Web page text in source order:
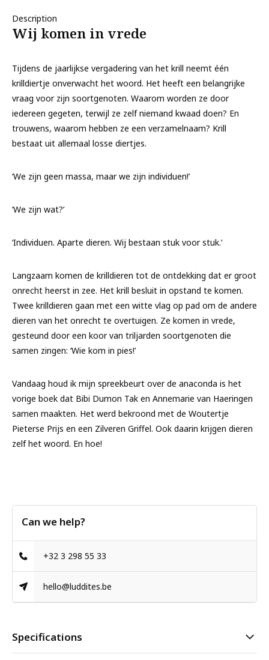
Description
Wij komen in vrede
Tijdens de jaarlijkse vergadering van het krill neemt één
krilldiertje onverwacht het woord. Het heeft een belangrijke
vraag voor zijn soortgenoten. Waarom worden ze door
iedereen gegeten, terwijl ze zelf niemand kwaad doen? En
trouwens, waarom hebben ze een verzamelnaam? Krill
bestaat uit allemaal losse diertjes.
‘We zijn geen massa, maar we zijn individuen!’
‘We zijn wat?’
‘Individuen. Aparte dieren. Wij bestaan stuk voor stuk.’
Langzaam komen de krilldieren tot de ontdekking dat er groot
onrecht heerst in zee. Het krill besluit in opstand te komen.
Twee krilldieren gaan met een witte vlag op pad om de andere
dieren van het onrecht te overtuigen. Ze komen in vrede,
gesteund door een koor van triljarden soortgenoten die
samen zingen: ‘Wie kom in pies!’
Vandaag houd ik mijn spreekbeurt over de anaconda is het
vorige boek dat Bibi Dumon Tak en Annemarie van Haeringen
samen maakten. Het werd bekroond met de Woutertje
Pieterse Prijs en een Zilveren Griffel. Ook daarin krijgen dieren
zelf het woord. En hoe!
Can we help?
+32 3 298 55 33
hello@luddites.be
Specifications